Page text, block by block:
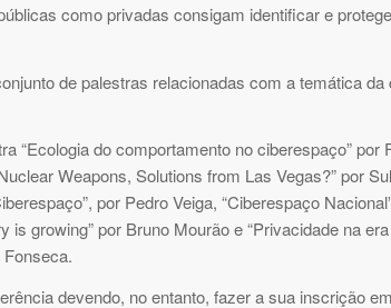
como privadas consigam identificar e
de palestras relacionadas com a temática
“Ecologia do comportamento no ciberespaço” por
Weapons, Solutions from Las Vegas?” por
por Pedro Veiga, “Ciberespaço
growing” por Bruno Mourão e “Privacidade na
devendo, no entanto, fazer a sua inscrição em